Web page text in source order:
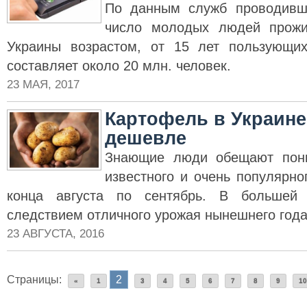
По данным служб
число молодых людей
Украины возрастом, от 15 лет
составляет около 20 млн. человек.
23 МАЯ, 2017
Картофель в
дешевле
Знающие люди обещают
известного и очень
конца августа по сентябрь. В большей
следствием отличного урожая нынешнего
23 АВГУСТА, 2016
Страницы: « 1 2 3 4 5 6 7 8 9 10